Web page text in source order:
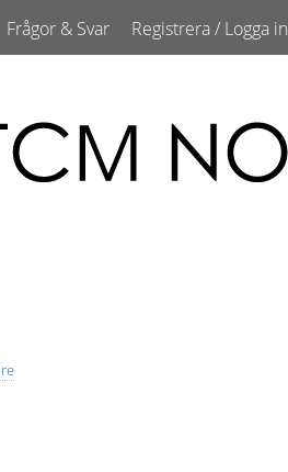
Frågor & Svar Registrera / Logga in